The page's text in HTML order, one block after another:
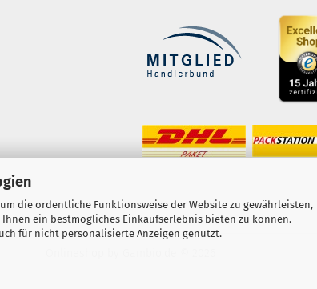
die ordentliche Funktionsweise der Website zu gewährleisten,
ein bestmögliches Einkaufserlebnis bieten zu können.
für nicht personalisierte Anzeigen genutzt.